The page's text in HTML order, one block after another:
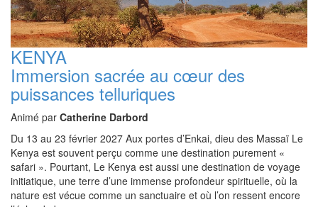
KENYA
Immersion sacrée au cœur des
puissances telluriques
Animé par Catherine Darbord
Du 13 au 23 février 2027 Aux portes d’Enkai, dieu des Massaï Le
Kenya est souvent perçu comme une destination purement «
safari ». Pourtant, Le Kenya est aussi une destination de voyage
initiatique, une terre d’une immense profondeur spirituelle, où la
nature est vécue comme un sanctuaire et où l’on ressent encore